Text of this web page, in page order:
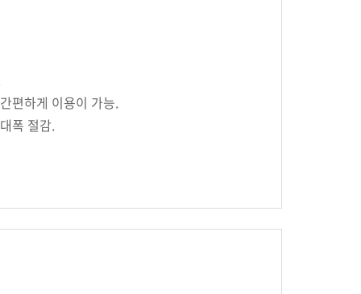
편하게 이용이 가능.
폭 절감.